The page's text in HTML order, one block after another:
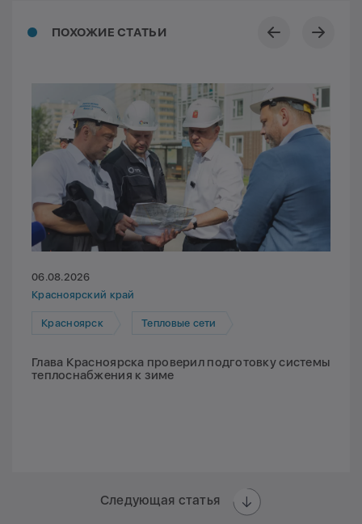
ПОХОЖИЕ СТАТЬИ
06.08.2026
Красноярский край
Красноярск Тепловые сети
Глава Красноярска проверил подготовку системы
теплоснабжения к зиме
Следующая статья